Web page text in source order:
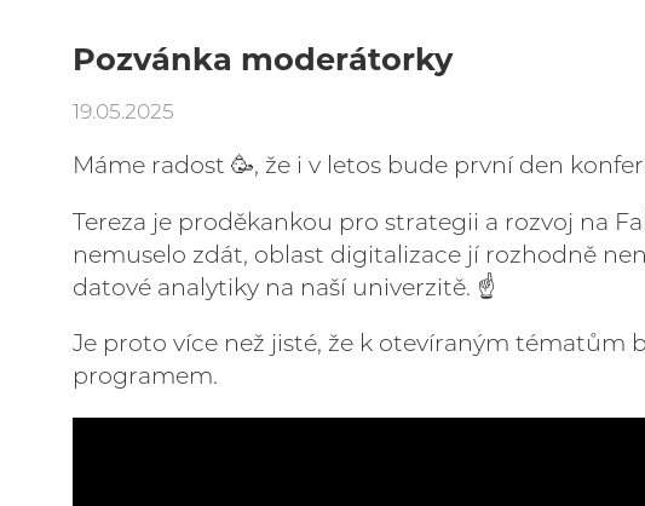
Pozvánka moderátorky
19.05.2025
Máme radost 🥳, že i v letos bude první den
Tereza je proděkankou pro strategii a rozvoj na
nemuselo zdát, oblast digitalizace jí rozhodně
datové analytiky na naší univerzitě. ☝️
Je proto více než jisté, že k otevíraným tématům
programem.